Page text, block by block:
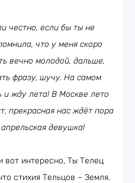
честно, если бы ты не
что у меня скоро
вечно молодой, дальше,
фразу, шучу. На самом
жду лета! В Москве лето
прекрасная нас ждёт пора
девушка!
вот интересно, Ты Телец
стихия Тельцов – Земля.